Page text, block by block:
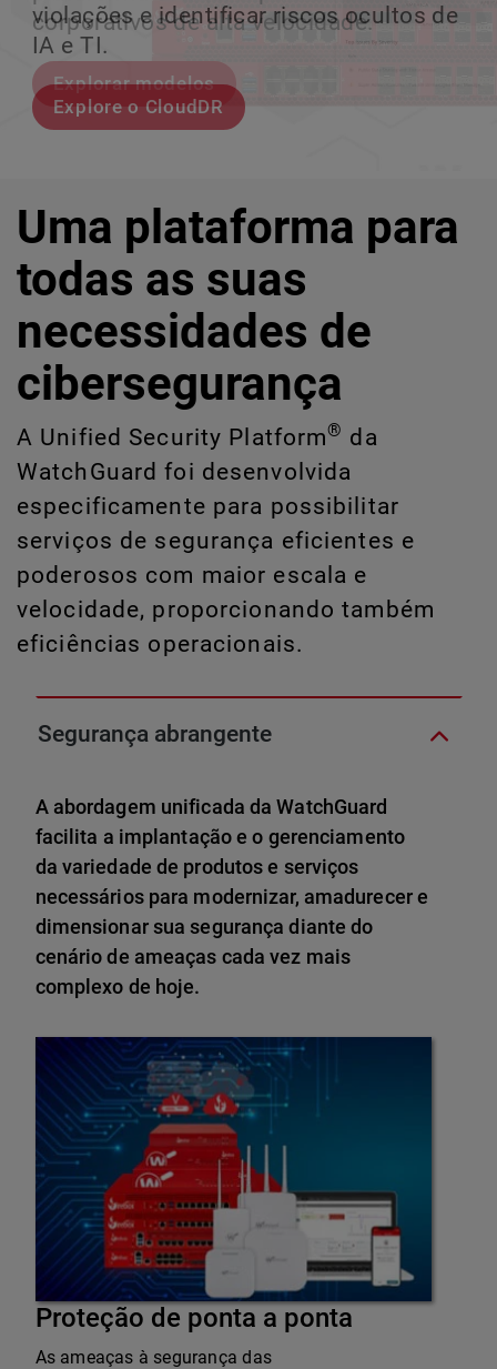
corporativos de alta velocidade.
Explorar modelos
violações e identificar riscos ocultos de
IA e TI.
Explore o CloudDR
perder o ritmo.
Conheça Rai
crescimento escalável.
Conheça o WatchGuard EDR
Uma plataforma para
todas as suas
necessidades de
cibersegurança
A Unified Security Platform® da
WatchGuard foi desenvolvida
especificamente para possibilitar
serviços de segurança eficientes e
poderosos com maior escala e
velocidade, proporcionando também
eficiências operacionais.
Segurança abrangente
A abordagem unificada da WatchGuard
facilita a implantação e o gerenciamento
da variedade de produtos e serviços
necessários para modernizar, amadurecer e
dimensionar sua segurança diante do
cenário de ameaças cada vez mais
complexo de hoje.
Proteção de ponta a ponta
As ameaças à segurança das